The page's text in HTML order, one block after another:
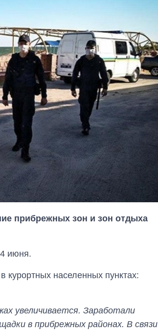
прибрежных зон и зон отдыха
июня.
курортных населенных пунктах:
увеличивается. Заработали
в прибрежных районах. В связи